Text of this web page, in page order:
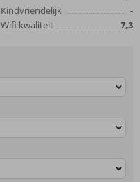
Kindvriendelijk
-
Wifi kwaliteit
7,3